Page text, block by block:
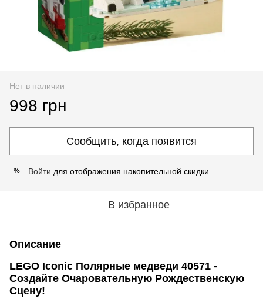
Нет в наличии
998 грн
Сообщить, когда появится
% Войти для отображения накопительной скидки
В избранное
Описание
LEGO Iconic Полярные медведи 40571 -
Создайте Очаровательную Рождественскую
Сцену!